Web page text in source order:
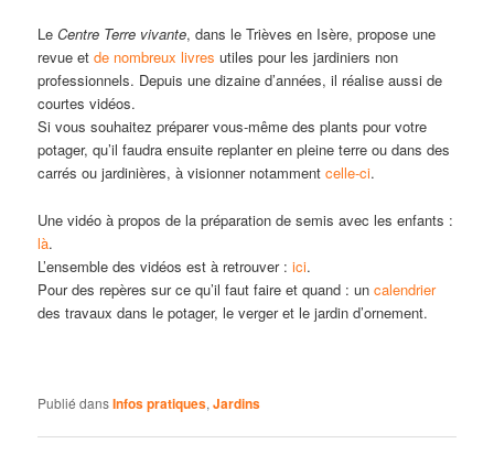
LeCentre Terre vivante, dans le Trièves en Isère, propose une
revue etde nombreux livres utiles pour les jardiniers non
professionnels. Depuis une dizaine d’années, il réalise aussi de
courtes vidéos.
Si vous souhaitez préparer vous-même des plants pour votre
potager, qu’il faudra ensuite replanter en pleine terre ou dans des
carrés ou jardinières, à visionner notammentcelle-ci.
Une vidéo à propos de la préparation de semis avec les enfants :
là.
L’ensemble des vidéos est à retrouver :ici.
Pour des repères sur ce qu’il faut faire et quand : uncalendrier
des travaux dans le potager, le verger et le jardin d’ornement.
Publié dansInfos pratiques,Jardins